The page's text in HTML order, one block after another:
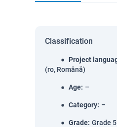
Classification
Project
(ro, Română)
Age: –
Category: –
Grade: Grade 5